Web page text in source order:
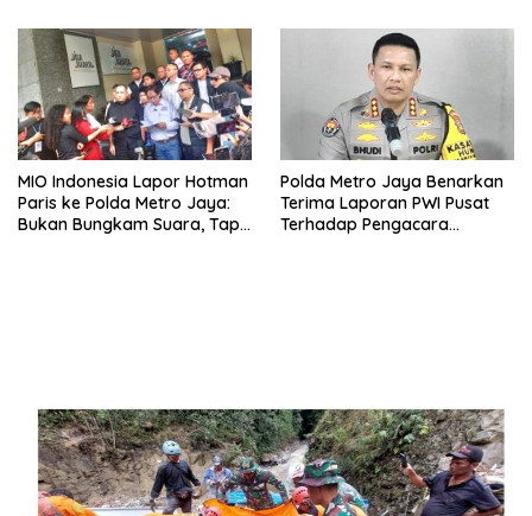
MIO Indonesia Lapor Hotman
Paris ke Polda Metro Jaya:
Bukan Bungkam Suara, Tapi
Polda Metro Jaya Benarkan
Terima Laporan PWI Pusat
Terhadap Pengacara